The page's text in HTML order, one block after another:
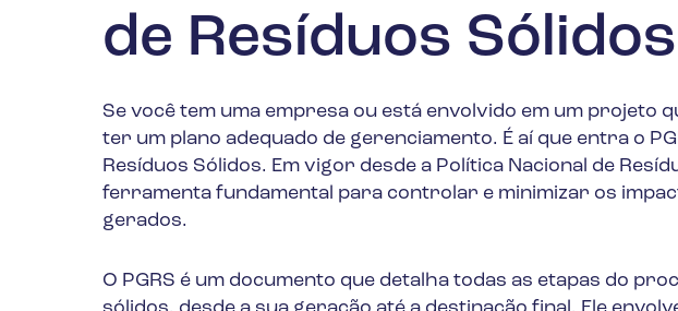
de Resíduos Sólidos
Se você tem uma empresa ou está envolvido em um projeto
ter um plano adequado de gerenciamento. É aí que entra o
Resíduos Sólidos. Em vigor desde a Política Nacional de
ferramenta fundamental para controlar e minimizar os
gerados.
O PGRS é um documento que detalha todas as etapas do